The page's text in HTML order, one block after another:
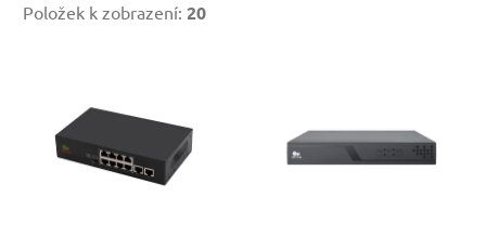
Položek k zobrazení: 20